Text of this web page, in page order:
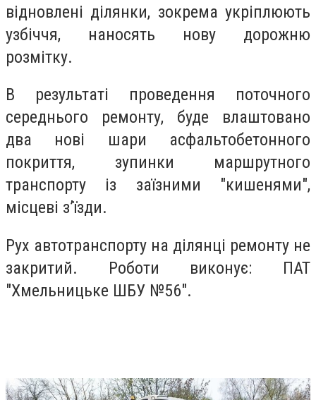
відновлені ділянки, зокрема укріплюють
узбіччя, наносять нову дорожню
розмітку.
В результаті проведення поточного
середнього ремонту, буде влаштовано
два нові шари асфальтобетонного
покриття, зупинки маршрутного
транспорту із заїзними "кишенями",
місцеві з’їзди.
Рух автотранспорту на ділянці ремонту не
закритий. Роботи виконує: ПАТ
"Хмельницьке ШБУ №56".